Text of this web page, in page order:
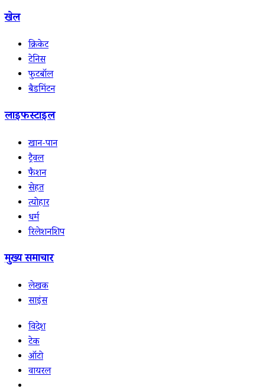
खेल
क्रिकेट
टेनिस
फुटबॉल
बैडमिंटन
लाइफस्टाइल
खान-पान
ट्रैवल
फैशन
सेहत
त्योहार
धर्म
रिलेशनशिप
मुख्य समाचार
लेखक
साइंस
विदेश
टेक
ऑटो
वायरल